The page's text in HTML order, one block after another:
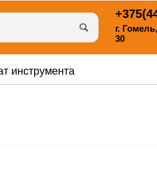
г.
30
инструмента